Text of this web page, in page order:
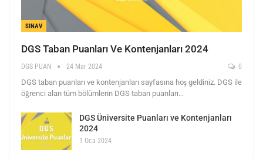
SINAV
DGS Taban Puanları Ve Kontenjanları 2024
DGS PUAN 24 Mar 2024 0
DGS taban puanları ve kontenjanları sayfasına hoş geldiniz. DGS ile
öğrenci alan tüm bölümlerin DGS taban puanları…
DGS Üniversite Puanları ve Kontenjanları
2024
1 Oca 2024